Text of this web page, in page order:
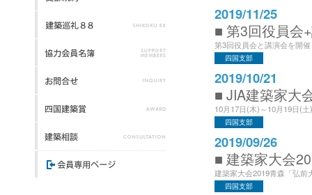
2019/11/25
■ 第3回役員会
第3回役員会と講演会を開
四国支部
2019/10/21
■ JIA建築家大
10月17日(木)～10月19日(
四国支部
2019/09/26
■ 建築家大会
建築家大会2019青森「弘
四国支部